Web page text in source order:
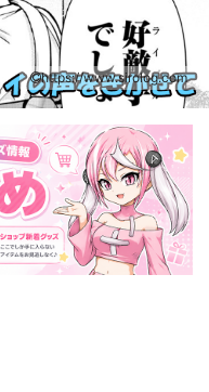
https://www.sirolog.com